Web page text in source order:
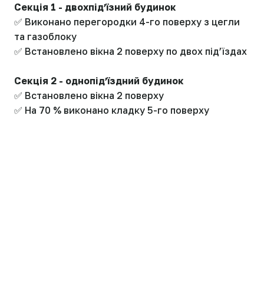
Секція 1 - двохпідʼїзний будинок
✅ Виконано перегородки 4-го поверху з цегли
та газоблоку
✅ Встановлено вікна 2 поверху по двох підʼїздах
Секція 2 - однопідʼїздний будинок
✅ Встановлено вікна 2 поверху
✅ На 70 % виконано кладку 5-го поверху